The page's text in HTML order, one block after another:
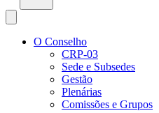
O Conselho
CRP-03
Sede e Subsedes
Gestão
Plenárias
Comissões e Grupos